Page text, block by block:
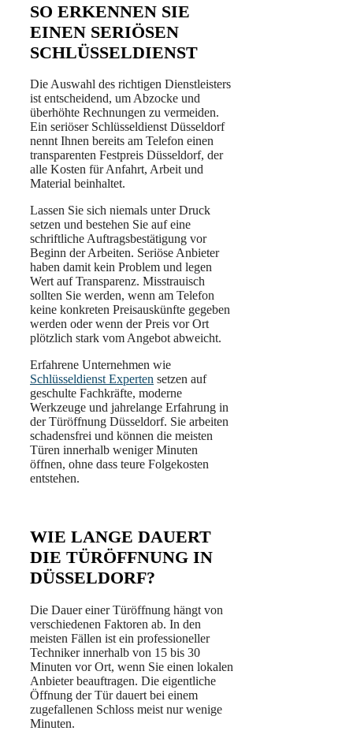
SO ERKENNEN SIE
EINEN SERIÖSEN
SCHLÜSSELDIENST
Die Auswahl des richtigen Dienstleisters
ist entscheidend, um Abzocke und
überhöhte Rechnungen zu vermeiden.
Ein seriöser Schlüsseldienst Düsseldorf
nennt Ihnen bereits am Telefon einen
transparenten Festpreis Düsseldorf, der
alle Kosten für Anfahrt, Arbeit und
Material beinhaltet.
Lassen Sie sich niemals unter Druck
setzen und bestehen Sie auf eine
schriftliche Auftragsbestätigung vor
Beginn der Arbeiten. Seriöse Anbieter
haben damit kein Problem und legen
Wert auf Transparenz. Misstrauisch
sollten Sie werden, wenn am Telefon
keine konkreten Preisauskünfte gegeben
werden oder wenn der Preis vor Ort
plötzlich stark vom Angebot abweicht.
Erfahrene Unternehmen wie
Schlüsseldienst Experten setzen auf
geschulte Fachkräfte, moderne
Werkzeuge und jahrelange Erfahrung in
der Türöffnung Düsseldorf. Sie arbeiten
schadensfrei und können die meisten
Türen innerhalb weniger Minuten
öffnen, ohne dass teure Folgekosten
entstehen.
WIE LANGE DAUERT
DIE TÜRÖFFNUNG IN
DÜSSELDORF?
Die Dauer einer Türöffnung hängt von
verschiedenen Faktoren ab. In den
meisten Fällen ist ein professioneller
Techniker innerhalb von 15 bis 30
Minuten vor Ort, wenn Sie einen lokalen
Anbieter beauftragen. Die eigentliche
Öffnung der Tür dauert bei einem
zugefallenen Schloss meist nur wenige
Minuten.